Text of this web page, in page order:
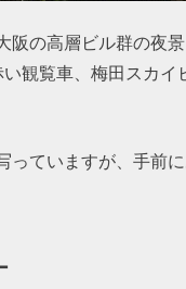
阪の高層ビル群の夜景
観覧車、梅田スカイ
っていますが、手前